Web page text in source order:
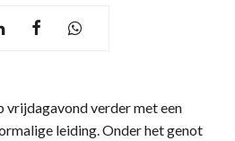
vrijdagavond verder met een
leiding. Onder het genot